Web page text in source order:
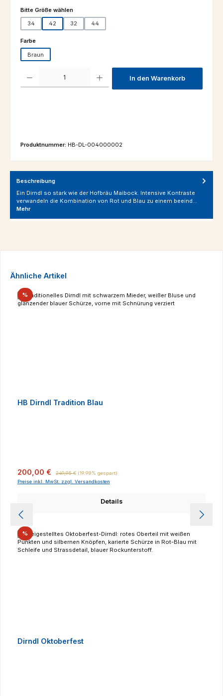
Bitte Größe wählenauswählen
34 42 32 44
Farbeauswählen
Braun
In den Warenkorb
Produktnummer: HB-DL-004000002
Beschreibung
Ein Dirndl so stark wie der Hofbräu Maibock. Intensive Kontraste
verwandeln die Kombination von Rot und Blau zu einem beeind…
Mehr
Produktgalerie überspringen
Ähnliche Artikel
%Rabatt
HB Dirndl Tradition Blau
Verkaufspreis:
200,00 € 249,95 € (19.98% gespart)
Preise inkl. MwSt. zzgl. Versandkosten
Details
%Rabatt
Dirndl Oktoberfest